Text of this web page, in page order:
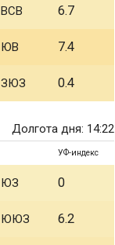
ВСВ 6.7
ЮВ 7.4
ЗЮЗ 0.4
Долгота дня: 14:22
УФ-индекс
ЮЗ 0
ЮЮЗ 6.2